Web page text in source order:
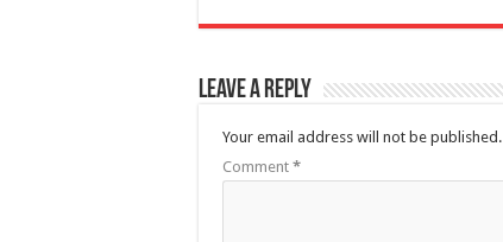
Leave a Reply
Your email address will not be published.
Comment *